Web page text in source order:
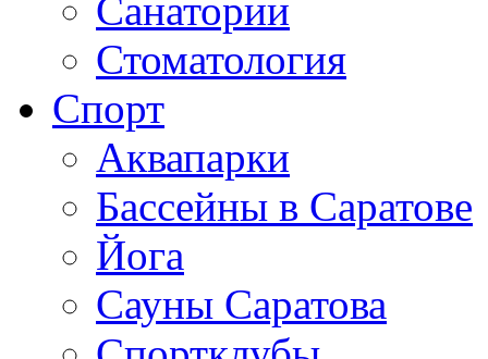
Санатории
Стоматология
Спорт
Аквапарки
Бассейны в Саратове
Йога
Сауны Саратова